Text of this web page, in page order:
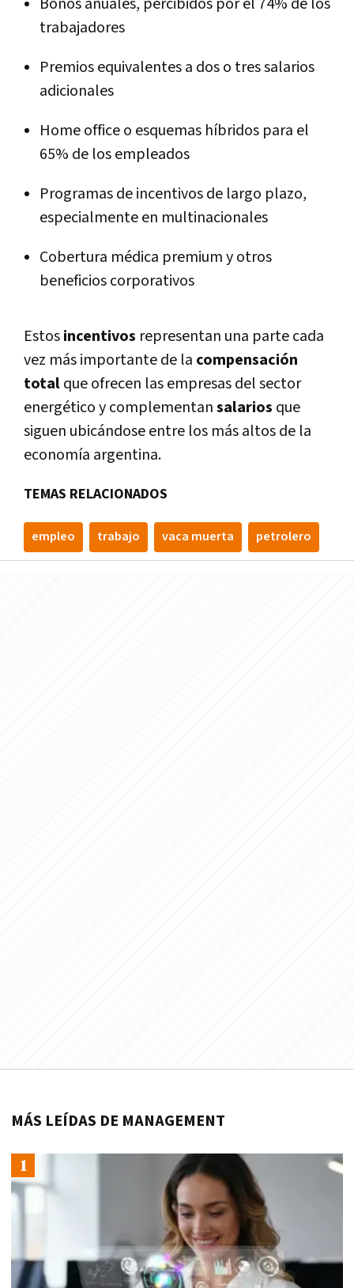
trabajadores
Premios equivalentes a dos o tres salarios
adicionales
Home officeo esquemas híbridos para el
65% de los empleados
Programas de incentivos de largo plazo,
especialmente en multinacionales
Cobertura médica premium y otros
beneficios corporativos
Estosincentivos representan una parte cada
vez más importante de la compensación
totalque ofrecen las empresas del sector
energético y complementansalarios que
siguen ubicándose entre los más altos de la
economía argentina.
TEMAS RELACIONADOS
empleo trabajo vaca muerta petrolero
MÁS LEÍDAS DE MANAGEMENT